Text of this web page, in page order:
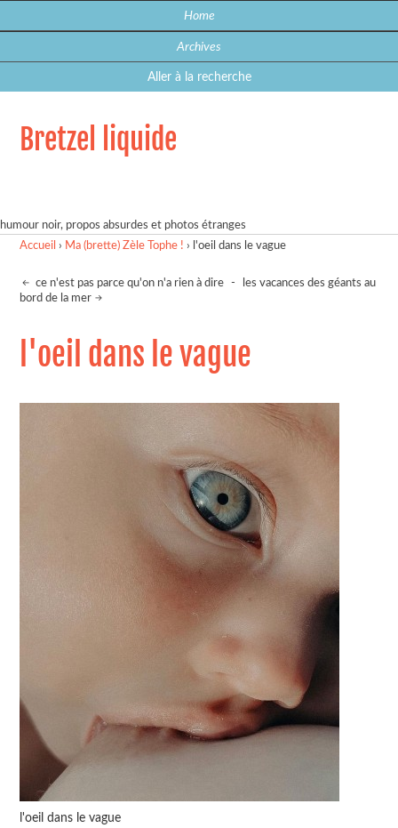
Home
Archives
Aller à la recherche
Bretzel liquide
humour noir, propos absurdes et photos étranges
Accueil › Ma (brette) Zèle Tophe ! › l'oeil dans le vague
ce n'est pas parce qu'on n'a rien à dire -
les vacances des géants au
bord de la mer
l'oeil dans le vague
l'oeil dans le vague